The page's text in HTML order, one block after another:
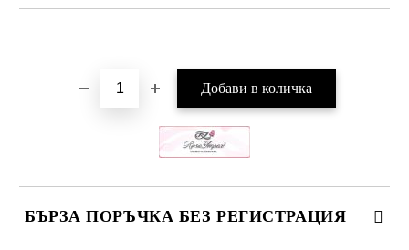
БЪРЗА ПОРЪЧКА БЕЗ РЕГИСТРАЦИЯ